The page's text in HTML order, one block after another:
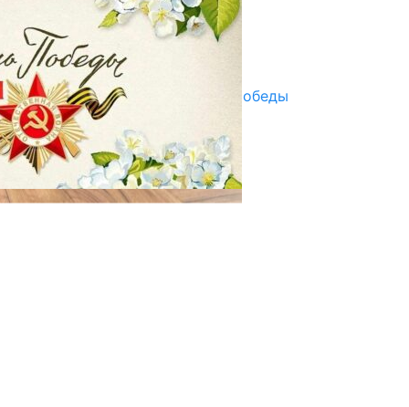
07.08.2025
Улуу Жеңиштин жандуу сөзү
29.04.2025
Награды в преддверии Дня Победы
29.04.2025